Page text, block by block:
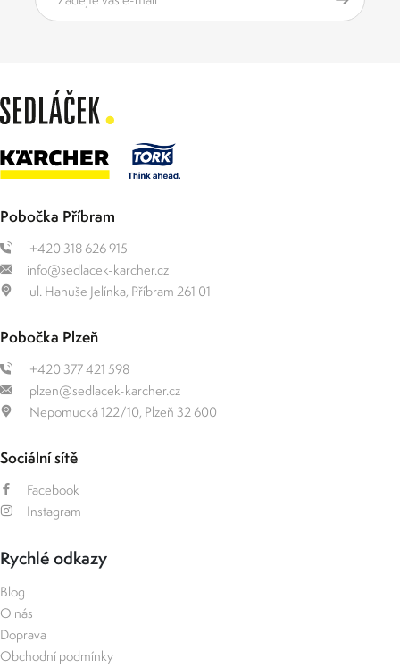
Pobočka Příbram
+420 318 626 915
info@sedlacek-karcher.cz
ul. Hanuše Jelínka, Příbram 261 01
Pobočka Plzeň
+420 377 421 598
plzen@sedlacek-karcher.cz
Nepomucká 122/10, Plzeň 32 600
Sociální sítě
Facebook
Instagram
Rychlé odkazy
Blog
O nás
Doprava
Obchodní podmínky